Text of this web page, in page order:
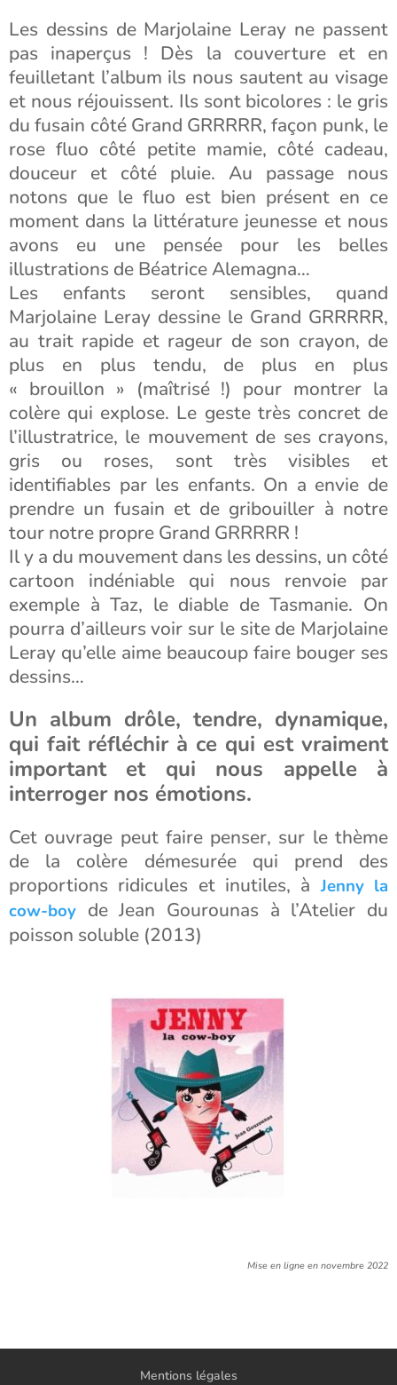
Les dessins de Marjolaine Leray ne passent
pas inaperçus ! Dès la couverture et en
feuilletant l’album ils nous sautent au visage
et nous réjouissent. Ils sont bicolores : le gris
du fusain côté Grand GRRRRR, façon punk, le
rose fluo côté petite mamie, côté cadeau,
douceur et côté pluie. Au passage nous
notons que le fluo est bien présent en ce
moment dans la littérature jeunesse et nous
avons eu une pensée pour les belles
illustrations de Béatrice Alemagna…
Les enfants seront sensibles, quand
Marjolaine Leray dessine le Grand GRRRRR,
au trait rapide et rageur de son crayon, de
plus en plus tendu, de plus en plus
« brouillon » (maîtrisé !) pour montrer la
colère qui explose. Le geste très concret de
l’illustratrice, le mouvement de ses crayons,
gris ou roses, sont très visibles et
identifiables par les enfants. On a envie de
prendre un fusain et de gribouiller à notre
tour notre propre Grand GRRRRR !
Il y a du mouvement dans les dessins, un côté
cartoon indéniable qui nous renvoie par
exemple à Taz, le diable de Tasmanie. On
pourra d’ailleurs voir sur le site de Marjolaine
Leray qu’elle aime beaucoup faire bouger ses
dessins…
Un album drôle, tendre, dynamique,
qui fait réfléchir à ce qui est vraiment
important et qui nous appelle à
interroger nos émotions.
Cet ouvrage peut faire penser, sur le thème
de la colère démesurée qui prend des
proportions ridicules et inutiles, àJenny la
cow-boy de Jean Gourounas à l’Atelier du
poisson soluble (2013)
Mise en ligne en novembre 2022
Mentions légales